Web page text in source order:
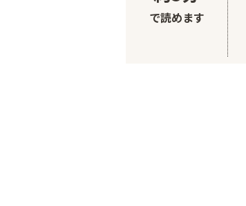
で読めます